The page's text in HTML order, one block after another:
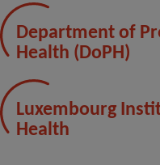
Department of
Health (DoPH)
Luxembourg
Health